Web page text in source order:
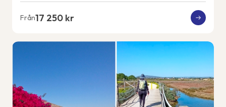
Från17 250 kr